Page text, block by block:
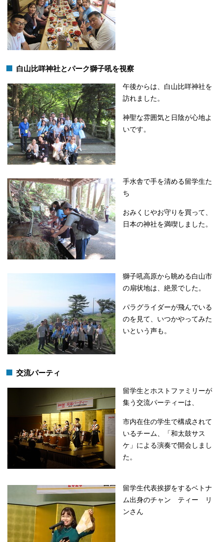
白山比咩神社とパーク獅子吼を視察
午後からは、白山比咩神社を
訪れました。
神聖な雰囲気と日陰が心地よ
いです。
手水舎で手を清める留学生た
ち
おみくじやお守りを買って、
日本の神社を満喫しました。
獅子吼高原から眺める白山市
の扇状地は、絶景でした。
パラグライダーが飛んでいる
のを見て、いつかやってみた
いという声も。
交流パーティ
留学生とホストファミリーが
集う交流パーティーは、
市内在住の学生で構成されて
いるチーム、「和太鼓サス
ケ」による演奏で開会しまし
た。
留学生代表挨拶をするベトナ
ム出身のチャン ティー リ
ンさん